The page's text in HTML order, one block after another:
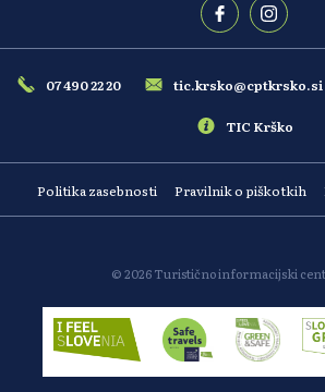
07 490 22 20 tic.krsko@cptkrsko.si
TIC Krško
Politika zasebnosti Pravilnik o piškotkih
© 2026 Turistično informacijski